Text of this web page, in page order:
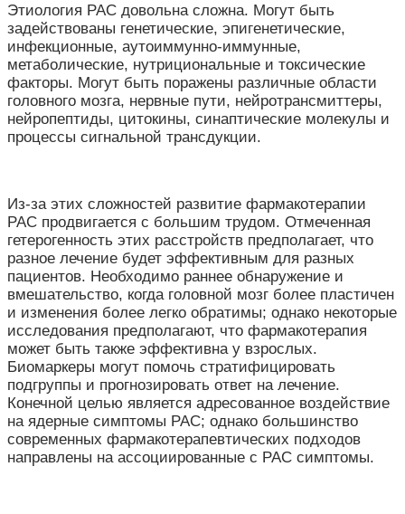
Этиология РАС довольна сложна. Могут быть
задействованы генетические, эпигенетические,
инфекционные, аутоиммунно-иммунные,
метаболические, нутрициональные и токсические
факторы. Могут быть поражены различные области
головного мозга, нервные пути, нейротрансмиттеры,
нейропептиды, цитокины, синаптические молекулы и
процессы сигнальной трансдукции.
Из-за этих сложностей развитие фармакотерапии
РАС продвигается с большим трудом. Отмеченная
гетерогенность этих расстройств предполагает, что
разное лечение будет эффективным для разных
пациентов. Необходимо раннее обнаружение и
вмешательство, когда головной мозг более пластичен
и изменения более легко обратимы; однако некоторые
исследования предполагают, что фармакотерапия
может быть также эффективна у взрослых.
Биомаркеры могут помочь стратифицировать
подгруппы и прогнозировать ответ на лечение.
Конечной целью является адресованное воздействие
на ядерные симптомы РАС; однако большинство
современных фармакотерапевтических подходов
направлены на ассоциированные с РАС симптомы.